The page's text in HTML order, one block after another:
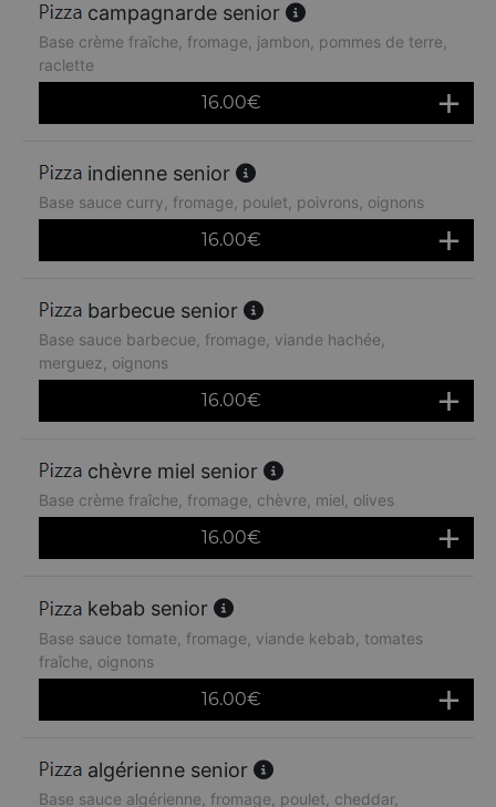
campagnarde senior
Base crème fraîche, fromage, jambon, pommes de terre,
raclette
16.00€
indienne senior
Base sauce curry, fromage, poulet, poivrons, oignons
16.00€
barbecue senior
Base sauce barbecue, fromage, viande hachée,
merguez, oignons
16.00€
chèvre miel senior
Base crème fraîche, fromage, chèvre, miel, olives
16.00€
kebab senior
Base sauce tomate, fromage, viande kebab, tomates
fraîche, oignons
16.00€
algérienne senior
Base sauce algérienne, fromage, poulet, cheddar,